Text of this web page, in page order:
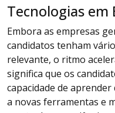
Tecnologias em
Embora as empresas
candidatos tenham
relevante, o ritmo
significa que os
capacidade de
a novas ferramentas e